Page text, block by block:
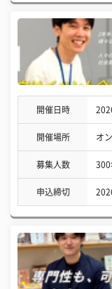
開催日時
開催場所 オ
募集人数 300
申込締切